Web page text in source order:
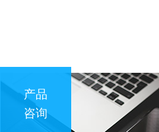
产品
咨询